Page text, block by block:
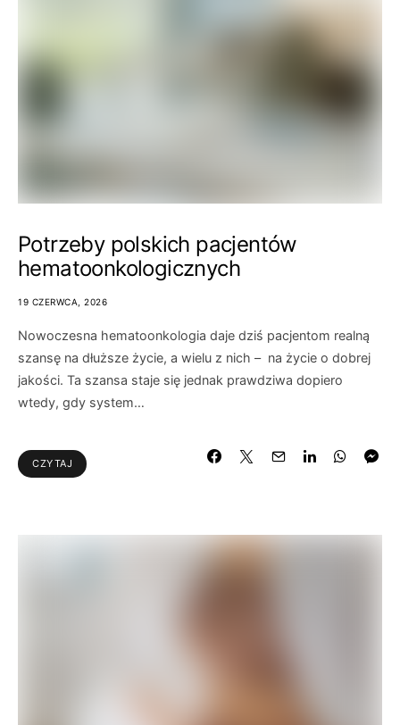
Potrzeby polskich pacjentów
hematoonkologicznych
19 CZERWCA, 2026
Nowoczesna hematoonkologia daje dziś pacjentom realną
szansę na dłuższe życie, a wielu z nich – na życie o dobrej
jakości. Ta szansa staje się jednak prawdziwa dopiero
wtedy, gdy system…
CZYTAJ